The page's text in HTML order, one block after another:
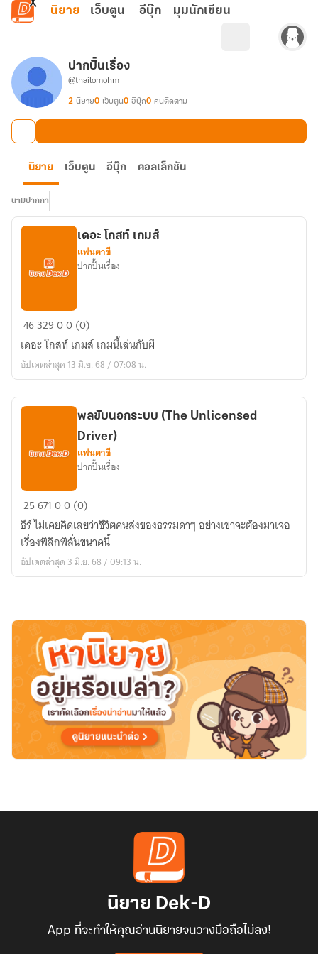
ข้ามไปยังเนื้อหาหลัก
นิยาย เว็บตูน อีบุ๊ก มุมนักเขียน
ปากปั้นเรื่อง
@thailomohm
2 นิยาย0 เว็บตูน0 อีบุ๊ก0 คนติดตาม
นิยาย เว็บตูน อีบุ๊ก คอลเล็กชัน
นามปากกา
เดอะ
ท์
เกมส์
เดอะ โกสท์ เกมส์
แฟนตาซี
ปากปั้นเรื่อง
4632900 (0)
เดอะ โกสท์ เกมส์ เกมนี้เล่นกับผี
อัปเดตล่าสุด 13 มิ.ย. 68 / 07:08 น.
พล
ขับ
นอก
ระบบ
(The
พลขับนอกระบบ (The Unlicensed
Driver)
แฟนตาซี
ปากปั้นเรื่อง
2567100 (0)
ธีร์ ไม่เคยคิดเลยว่าชีวิตคนส่งของธรรมดาๆ อย่างเขาจะต้องมาเจอ
เรื่องพิลึกพิลั่นขนาดนี้
อัปเดตล่าสุด 3 มิ.ย. 68 / 09:13 น.
นิยาย Dek-D
App ที่จะทำให้คุณอ่านนิยายจนวางมือถือไม่ลง!